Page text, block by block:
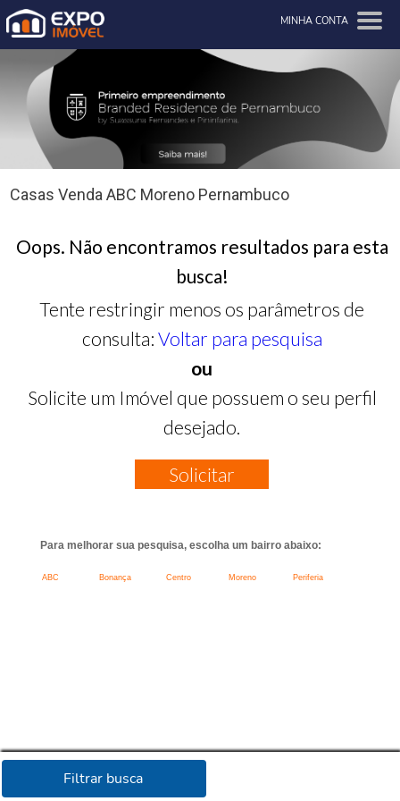
MINHA CONTA
Filtrar busca
Casas Venda ABC Moreno Pernambuco
Oops. Não encontramos resultados para esta
busca!
Tente restringir menos os parâmetros de
consulta: Voltar para pesquisa
ou
Solicite um Imóvel que possuem o seu perfil
desejado.
Solicitar
Para melhorar sua pesquisa, escolha um bairro abaixo:
ABC Bonança Centro Moreno Periferia